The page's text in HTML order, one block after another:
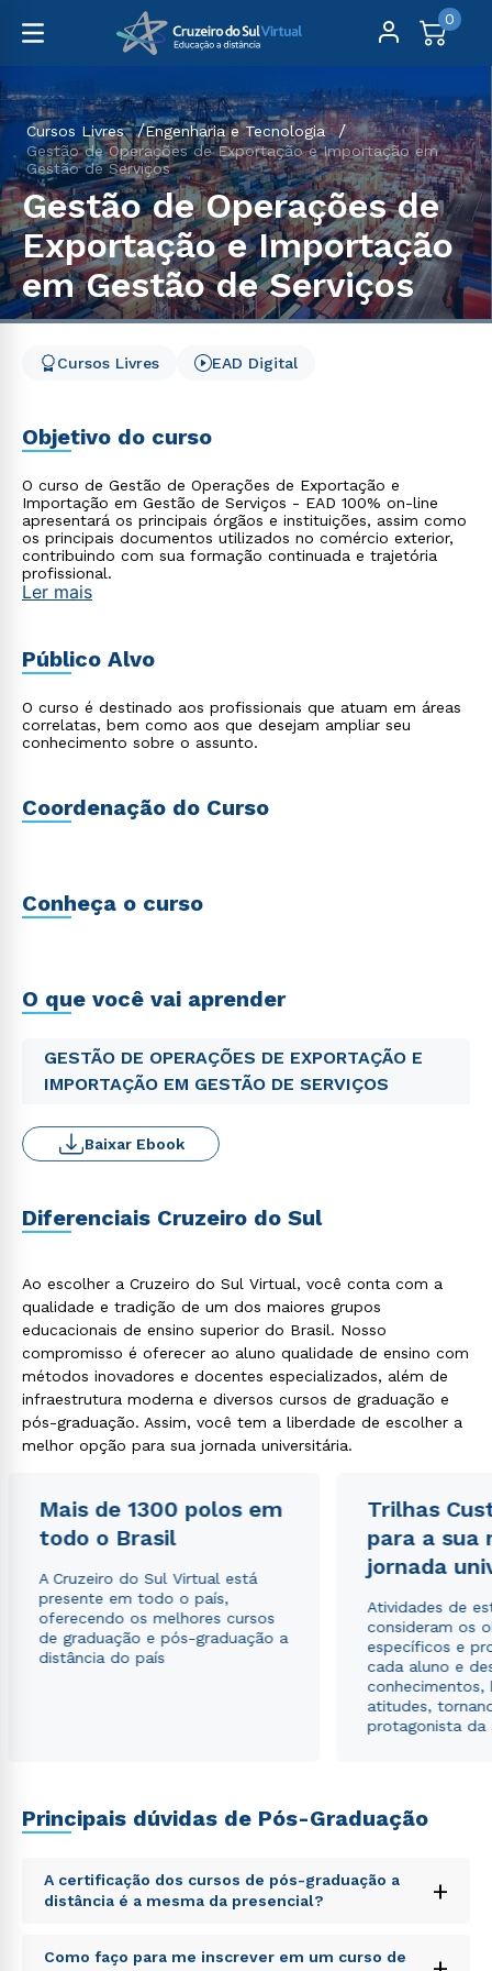
0
Cursos Livres
Engenharia e Tecnologia
Gestão de Operações de Exportação e Importação em
Gestão de Serviços
Gestão de Operações de
Exportação e Importação
em Gestão de Serviços
Cursos Livres EAD Digital
Objetivo do curso
O curso de Gestão de Operações de Exportação e
Importação em Gestão de Serviços - EAD 100% on-line
apresentará os principais órgãos e instituições, assim como
os principais documentos utilizados no comércio exterior,
contribuindo com sua formação continuada e trajetória
profissional.
Ler mais
Público Alvo
O curso é destinado aos profissionais que atuam em áreas
correlatas, bem como aos que desejam ampliar seu
conhecimento sobre o assunto.
Coordenação do Curso
Conheça o curso
O que você vai aprender
GESTÃO DE OPERAÇÕES DE EXPORTAÇÃO E
IMPORTAÇÃO EM GESTÃO DE SERVIÇOS
Baixar Ebook
Diferenciais Cruzeiro do Sul
Ao escolher a Cruzeiro do Sul Virtual, você conta com a
qualidade e tradição de um dos maiores grupos
educacionais de ensino superior do Brasil. Nosso
compromisso é oferecer ao aluno qualidade de ensino com
métodos inovadores e docentes especializados, além de
infraestrutura moderna e diversos cursos de graduação e
pós-graduação. Assim, você tem a liberdade de escolher a
melhor opção para sua jornada universitária.
Mais de 1300 polos em
todo o Brasil
A Cruzeiro do Sul Virtual está
presente em todo o país,
oferecendo os melhores cursos
de graduação e pós-graduação a
distância do país
Trilhas
para a sua
jornada
Atividades de
consideram os
específicos e
cada aluno e
conhecimentos,
atitudes,
protagonista da
Principais dúvidas de Pós-Graduação
A certificação dos cursos de pós-graduação a
distância é a mesma da presencial?
+
Sed ut perspiciatis unde omnis iste natus error sit
Como faço para me inscrever em um curso de
Rápido e fácil
ou